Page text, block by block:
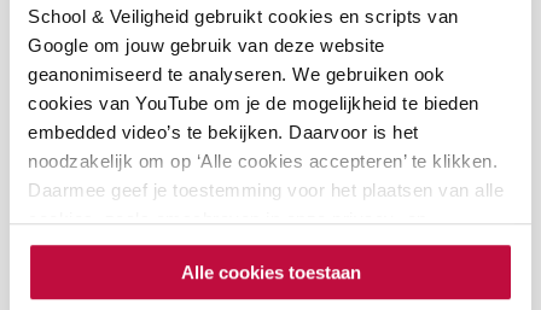
School & Veiligheid gebruikt cookies en scripts van
Google om jouw gebruik van deze website
geanonimiseerd te analyseren. We gebruiken ook
cookies van YouTube om je de mogelijkheid te bieden
embedded video’s te bekijken. Daarvoor is het
noodzakelijk om op ‘Alle cookies accepteren’ te klikken.
Daarmee geef je toestemming voor het plaatsen van alle
cookies, zoals omschreven in onze privacy- en
cookieverklaring. Als je niet alle cookies accepteert, dan
kun je geen video's bekijken.Alle cookies toestaan
Audiospeler
00:00
Dit artikel is gekoppeld aan de
volgende thema’s
Spanning en discussie in de klas (mbo)